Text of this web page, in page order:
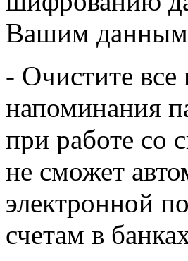
Вашим данным
- Очистите
напоминания
при работе со
не сможет
электронной
счетам в